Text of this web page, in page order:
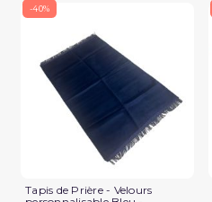
-40%
Tapis de Prière - Velours